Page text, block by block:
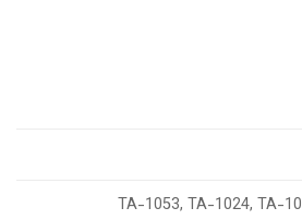
TA-1053, TA-1024, TA-